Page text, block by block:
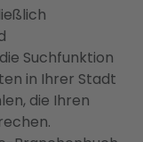
Suchfunktion
in Ihrer Stadt
die Ihren